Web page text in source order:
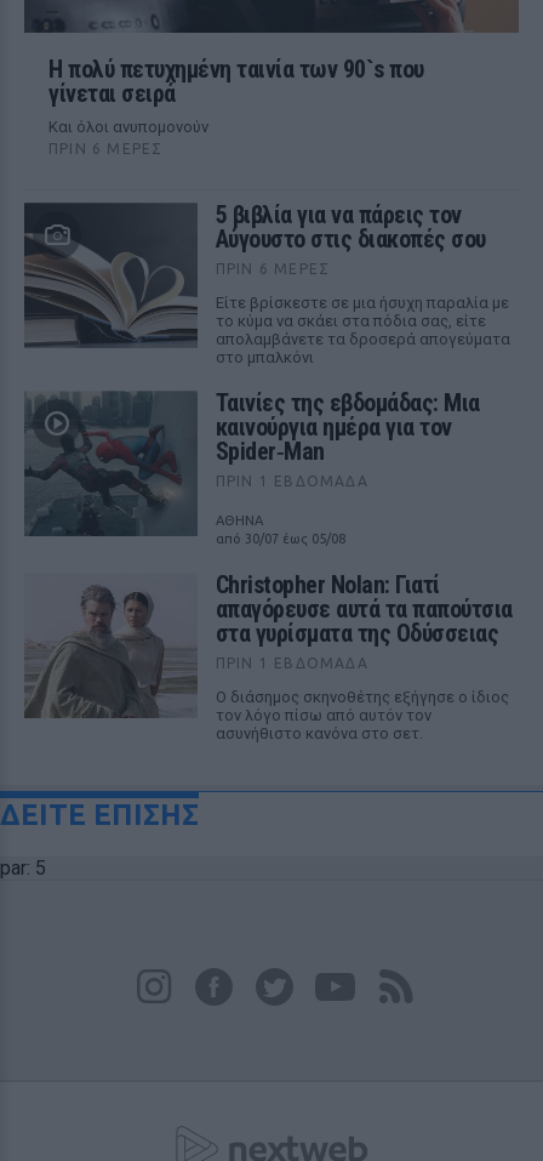
Η πολύ πετυχημένη ταινία των 90`s που
γίνεται σειρά
Και όλοι ανυπομονούν
ΠΡΙΝ 6 ΜΈΡΕΣ
5 βιβλία για να πάρεις τον
Αύγουστο στις διακοπές σου
ΠΡΙΝ 6 ΜΈΡΕΣ
Είτε βρίσκεστε σε μια ήσυχη παραλία με
το κύμα να σκάει στα πόδια σας, είτε
απολαμβάνετε τα δροσερά απογεύματα
στο μπαλκόνι
Ταινίες της εβδομάδας: Μια
καινούργια ημέρα για τον
Spider‑Man
ΠΡΙΝ 1 ΕΒΔΟΜΆΔΑ
ΑΘΗΝΑ
από 30/07 έως 05/08
Christopher Nolan: Γιατί
απαγόρευσε αυτά τα παπούτσια
στα γυρίσματα της Οδύσσειας
ΠΡΙΝ 1 ΕΒΔΟΜΆΔΑ
Ο διάσημος σκηνοθέτης εξήγησε ο ίδιος
τον λόγο πίσω από αυτόν τον
ασυνήθιστο κανόνα στο σετ.
ΔΕΙΤΕ ΕΠΙΣΗΣ
par: 5